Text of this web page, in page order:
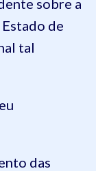
sobre a
de
tal
das